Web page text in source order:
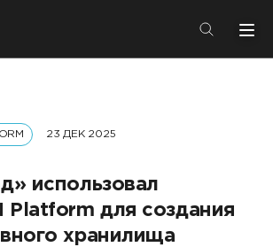
08-01
23 ДЕК 2025
использовал
Platform для создания
хранилища